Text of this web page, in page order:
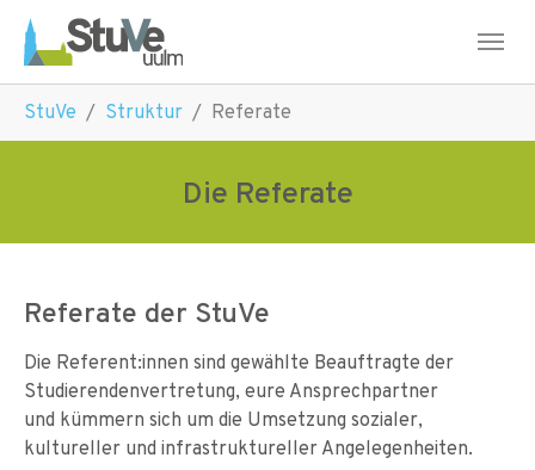
Skip to main navigation
Skip to main content
Skip to page footer
StuVe Struktur Referate
Die Referate
Referate der StuVe
Die Referent:innen sind gewählte Beauftragte der
Studierendenvertretung, eure Ansprechpartner
und kümmern sich um die Umsetzung sozialer,
kultureller und infrastruktureller Angelegenheiten.